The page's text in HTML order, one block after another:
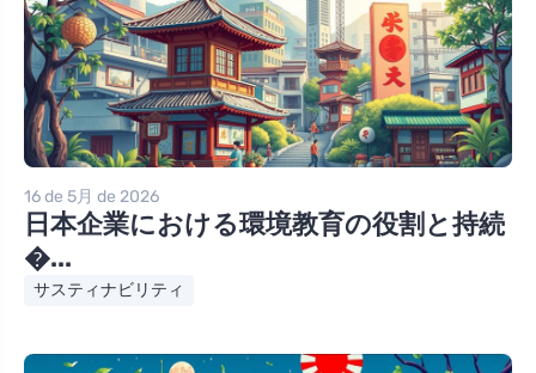
16 de 5月 de 2026
日本企業における環境教育の役割と持続
�...
サスティナビリティ